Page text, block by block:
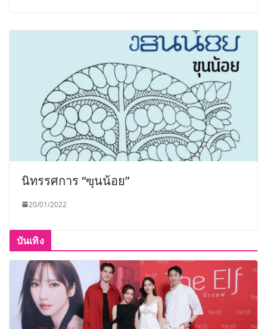
นิทรรศการ “ฃุนน้อย”
20/01/2022
บันเทิง